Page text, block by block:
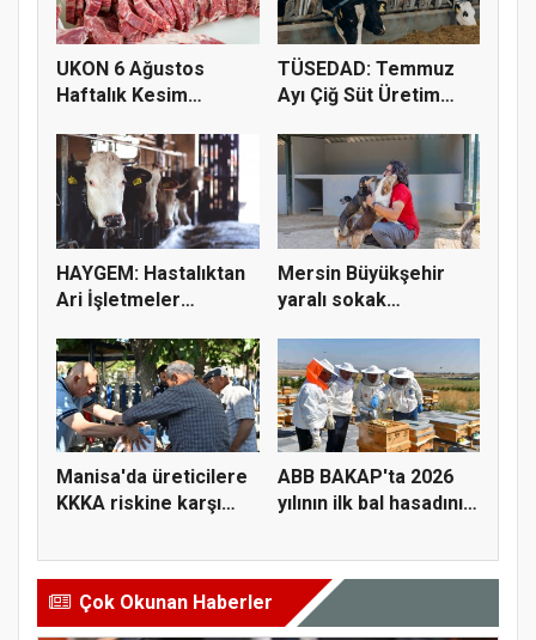
UKON 6 Ağustos
Haftalık Kesim
TÜSEDAD: Temmuz
Ayı Çiğ Süt Üretim
HAYGEM: Hastalıktan
Ari İşletmeler
Mersin Büyükşehir
yaralı sokak
Manisa'da üreticilere
KKKA riskine karşı
ABB BAKAP'ta 2026
yılının ilk bal hasadını
Çok Okunan Haberler